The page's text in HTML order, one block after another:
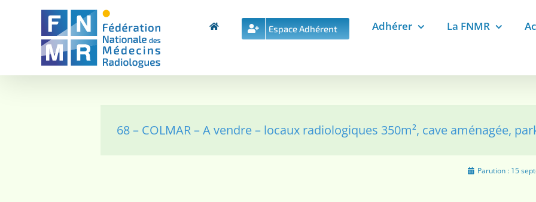
Espace Adhérent Adhérer La FNMR
68 – COLMAR – A vendre – locaux radiologiques 350m², cave aménagée,
Parution : 15